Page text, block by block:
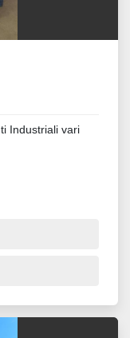
Industriali vari